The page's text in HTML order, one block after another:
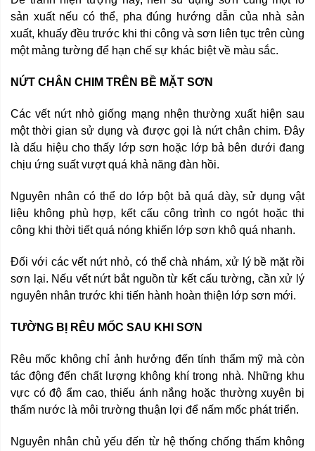
sản xuất nếu có thể, pha đúng hướng dẫn của nhà sản
xuất, khuấy đều trước khi thi công và sơn liên tục trên cùng
một mảng tường để hạn chế sự khác biệt về màu sắc.
NỨT CHÂN CHIM TRÊN BỀ MẶT SƠN
Các vết nứt nhỏ giống mạng nhện thường xuất hiện sau
một thời gian sử dụng và được gọi là nứt chân chim. Đây
là dấu hiệu cho thấy lớp sơn hoặc lớp bả bên dưới đang
chịu ứng suất vượt quá khả năng đàn hồi.
Nguyên nhân có thể do lớp bột bả quá dày, sử dụng vật
liệu không phù hợp, kết cấu công trình co ngót hoặc thi
công khi thời tiết quá nóng khiến lớp sơn khô quá nhanh.
Đối với các vết nứt nhỏ, có thể chà nhám, xử lý bề mặt rồi
sơn lại. Nếu vết nứt bắt nguồn từ kết cấu tường, cần xử lý
nguyên nhân trước khi tiến hành hoàn thiện lớp sơn mới.
TƯỜNG BỊ RÊU MỐC SAU KHI SƠN
Rêu mốc không chỉ ảnh hưởng đến tính thẩm mỹ mà còn
tác động đến chất lượng không khí trong nhà. Những khu
vực có độ ẩm cao, thiếu ánh nắng hoặc thường xuyên bị
thấm nước là môi trường thuận lợi để nấm mốc phát triển.
Nguyên nhân chủ yếu đến từ hệ thống chống thấm không